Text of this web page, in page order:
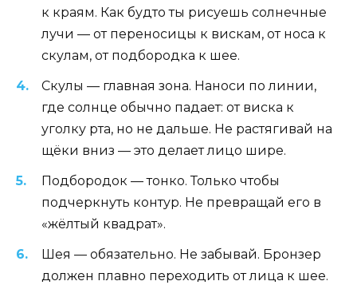
к краям. Как будто ты рисуешь солнечные
лучи — от переносицы к вискам, от носа к
скулам, от подбородка к шее.
Скулы — главная зона. Наноси по линии,
где солнце обычно падает: от виска к
уголку рта, но не дальше. Не растягивай на
щёки вниз — это делает лицо шире.
Подбородок — тонко. Только чтобы
подчеркнуть контур. Не превращай его в
«жёлтый квадрат».
Шея — обязательно. Не забывай. Бронзер
должен плавно переходить от лица к шее.